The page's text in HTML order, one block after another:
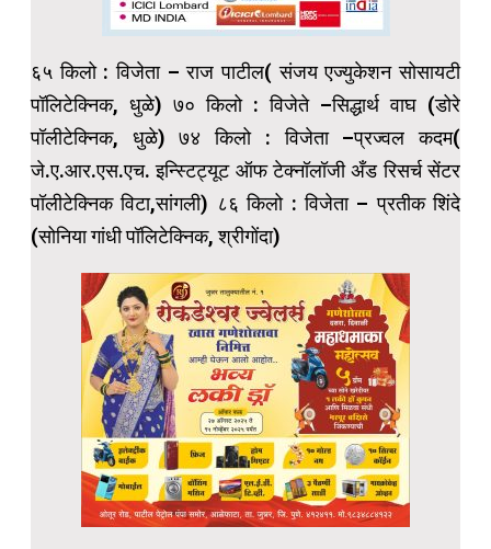
६५ किलो : विजेता – राज पाटील( संजय एज्युकेशन सोसायटी
पॉलिटेक्निक, धुळे) ७० किलो : विजेते –सिद्धार्थ वाघ (डोरे
पॉलीटेक्निक, धुळे) ७४ किलो : विजेता –प्रज्वल कदम(
जे.ए.आर.एस.एच. इन्स्टिट्यूट ऑफ टेक्नॉलॉजी अँड रिसर्च सेंटर
पॉलीटेक्निक विटा,सांगली) ८६ किलो : विजेता – प्रतीक शिंदे
(सोनिया गांधी पॉलिटेक्निक, श्रीगोंदा)